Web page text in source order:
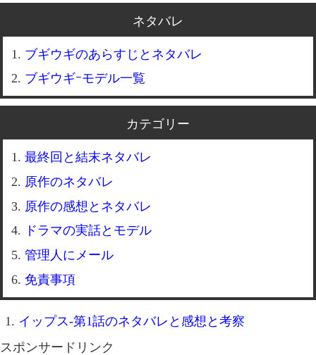
ネタバレ
ブギウギのあらすじとネタバレ
ブギウギｰモデル一覧
カテゴリー
最終回と結末ネタバレ
原作のネタバレ
原作の感想とネタバレ
ドラマの実話とモデル
管理人にメール
免責事項
イップス-第1話のネタバレと感想と考察
スポンサードリンク